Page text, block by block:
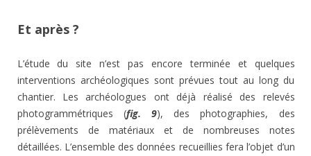
Et après ?
L’étude du site n’est pas encore terminée et quelques
interventions archéologiques sont prévues tout au long du
chantier. Les archéologues ont déjà réalisé des relevés
photogrammétriques (fig. 9), des photographies, des
prélèvements de matériaux et de nombreuses notes
détaillées. L’ensemble des données recueillies fera l’objet d’un